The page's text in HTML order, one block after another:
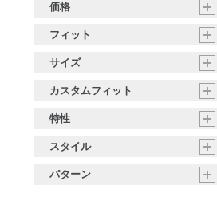
価格
フィット
サイズ
カスタムフィット
特性
スタイル
パターン